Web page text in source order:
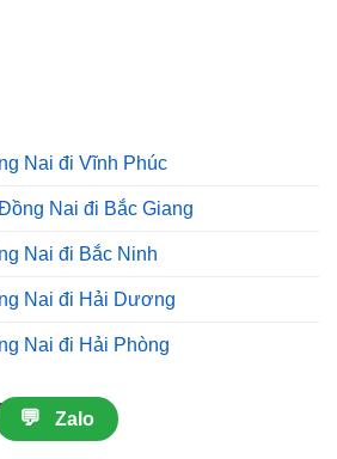
💬 Zalo
Nai đi Vĩnh Phúc
Nai đi Bắc Giang
Nai đi Bắc Ninh
Nai đi Hải Dương
Nai đi Hải Phòng